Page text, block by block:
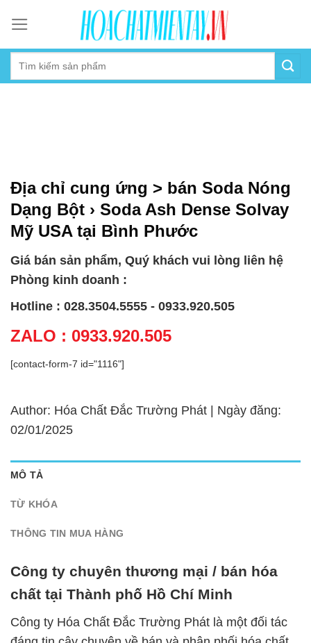
content
Địa chỉ cung ứng > bán Soda Nóng
Dạng Bột › Soda Ash Dense Solvay
Mỹ USA tại Bình Phước
Giá bán sản phẩm, Quý khách vui lòng liên hệ
Phòng kinh doanh :
Hotline : 028.3504.5555 - 0933.920.505
ZALO : 0933.920.505
[contact-form-7 id="1116"]
Author: Hóa Chất Đắc Trường Phát | Ngày đăng:
02/01/2025
MÔ TẢ
TỪ KHÓA
THÔNG TIN MUA HÀNG
Công ty chuyên thương mại / bán hóa
chất tại Thành phố Hồ Chí Minh
Công ty Hóa Chất Đắc Trường Phát là một đối tác